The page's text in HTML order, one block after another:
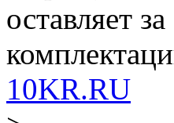
оставляет
10KR.RU